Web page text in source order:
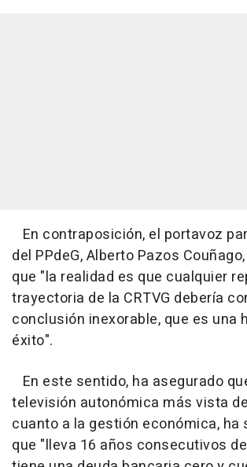
En contraposición, el portavoz
del PPdeG, Alberto Pazos
que "la realidad es que cualquier
trayectoria de la CRTVG debería
conclusión inexorable, que es una
éxito".
En este sentido, ha asegurado
televisión autonómica más vista
cuanto a la gestión económica, ha
que "lleva 16 años consecutivos